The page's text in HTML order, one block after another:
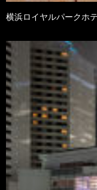
横浜ロイヤルパークホ